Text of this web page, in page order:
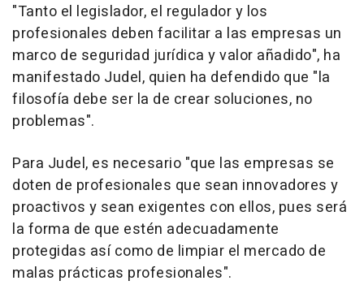
"Tanto el legislador, el regulador y los
profesionales deben facilitar a las empresas un
marco de seguridad jurídica y valor añadido", ha
manifestado Judel, quien ha defendido que "la
filosofía debe ser la de crear soluciones, no
problemas".
Para Judel, es necesario "que las empresas se
doten de profesionales que sean innovadores y
proactivos y sean exigentes con ellos, pues será
la forma de que estén adecuadamente
protegidas así como de limpiar el mercado de
malas prácticas profesionales".